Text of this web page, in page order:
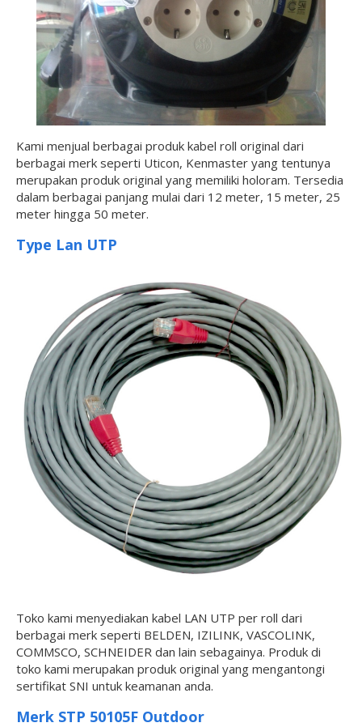
Kami menjual berbagai produk kabel roll original dari
berbagai merk seperti Uticon, Kenmaster yang tentunya
merupakan produk original yang memiliki holoram. Tersedia
dalam berbagai panjang mulai dari 12 meter, 15 meter, 25
meter hingga 50 meter.
Type Lan UTP
Toko kami menyediakan kabel LAN UTP per roll dari
berbagai merk seperti BELDEN, IZILINK, VASCOLINK,
COMMSCO, SCHNEIDER dan lain sebagainya. Produk di
toko kami merupakan produk original yang mengantongi
sertifikat SNI untuk keamanan anda.
Merk STP 50105F Outdoor